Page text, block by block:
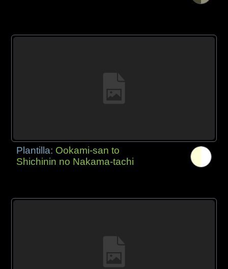
Plantilla: Ookami-san to
Shichinin no Nakama-tachi